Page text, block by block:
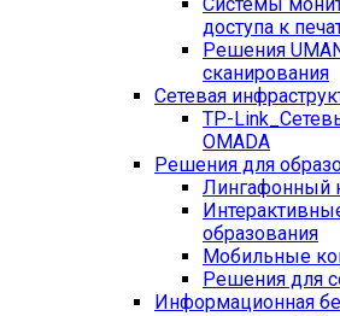
доступа к
Решения
сканирования
Сетевая
TP-Link_
OMADA
Решения для
Лингафонный
образования
Мобильные
Решения для
Информационная